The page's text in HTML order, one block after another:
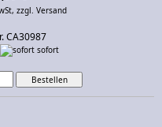
zzgl. Versand
CA30987
sofort